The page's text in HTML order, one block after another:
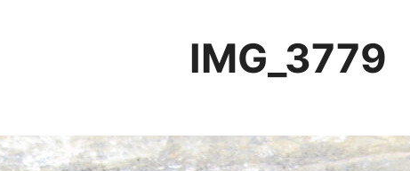
IMG_3779